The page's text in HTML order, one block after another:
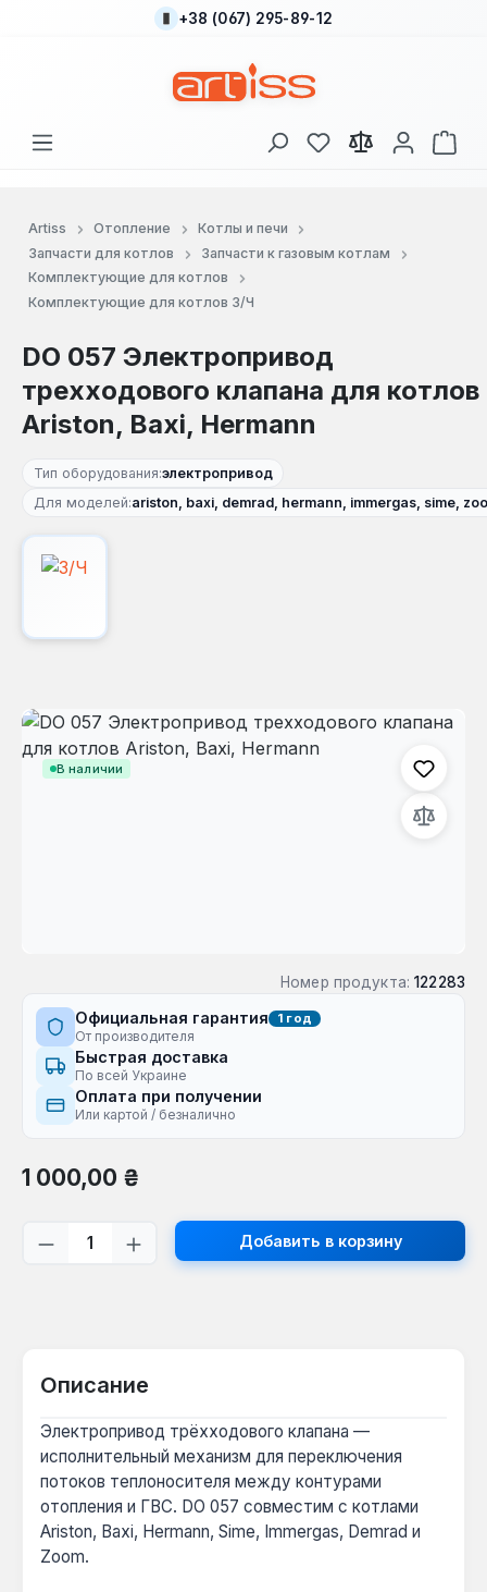
Перейти к основному содержанию
+38 (067) 295-89-12
У вас есть товары
В
Artiss Отопление
Котлы и печи
Запчасти для котлов
Запчасти к газовым котлам
Комплектующие для котлов
Комплектующие для котлов З/Ч
DO 057 Электропривод
трехходового клапана для котлов
Ariston, Baxi, Hermann
Тип оборудования:электропривод
Для моделей:ariston, baxi, demrad, hermann, immergas, sime,
В наличии
Пропустить галерею изображений
Номер продукта: 122283
Официальная гарантия 1 год
От производителя
Быстрая доставка
По всей Украине
Оплата при получении
Или картой / безналично
Обычная цена:
1 000,00 ₴
Количество продукта: введите
Добавить в корзину
Описание
Электропривод трёхходового клапана —
исполнительный механизм для переключения
потоков теплоносителя между контурами
отопления и ГВС. DO 057 совместим с котлами
Ariston, Baxi, Hermann, Sime, Immergas, Demrad и
Zoom.